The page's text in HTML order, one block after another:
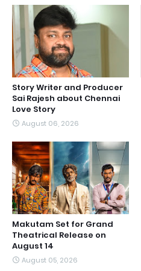
Story Writer and Producer
Sai Rajesh about Chennai
Love Story
August 06, 2026
Makutam Set for Grand
Theatrical Release on
August 14
August 05, 2026